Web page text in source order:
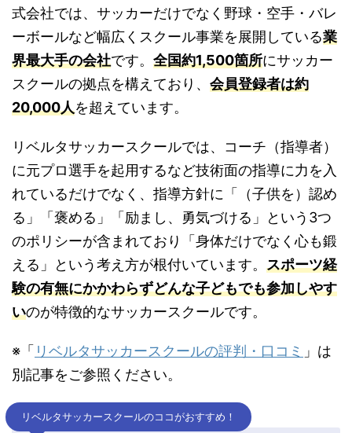
式会社では、サッカーだけでなく野球・空手・バレ
ーボールなど幅広くスクール事業を展開している業
界最大手の会社です。 全国約1,500箇所にサッカー
スクールの拠点を構えており、 会員登録者は約
20,000人を超えています。
リベルタサッカースクールでは、コーチ（指導者）
に元プロ選手を起用するなど技術面の指導に力を入
れているだけでなく、指導方針に「（子供を）認め
る」「褒める」「励まし、勇気づける」という3つ
のポリシーが含まれており「身体だけでなく心も鍛
える」という考え方が根付いています。 スポーツ経
験の有無にかかわらずどんな子どもでも参加しやす
いのが特徴的なサッカースクールです。
※「 リベルタサッカースクールの評判・口コミ 」は
別記事をご参照ください。
リベルタサッカースクールのココがおすすめ！